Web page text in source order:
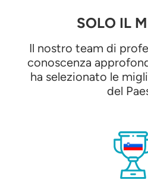
SOLO IL
Il nostro team di
conoscenza
ha selezionato le
del